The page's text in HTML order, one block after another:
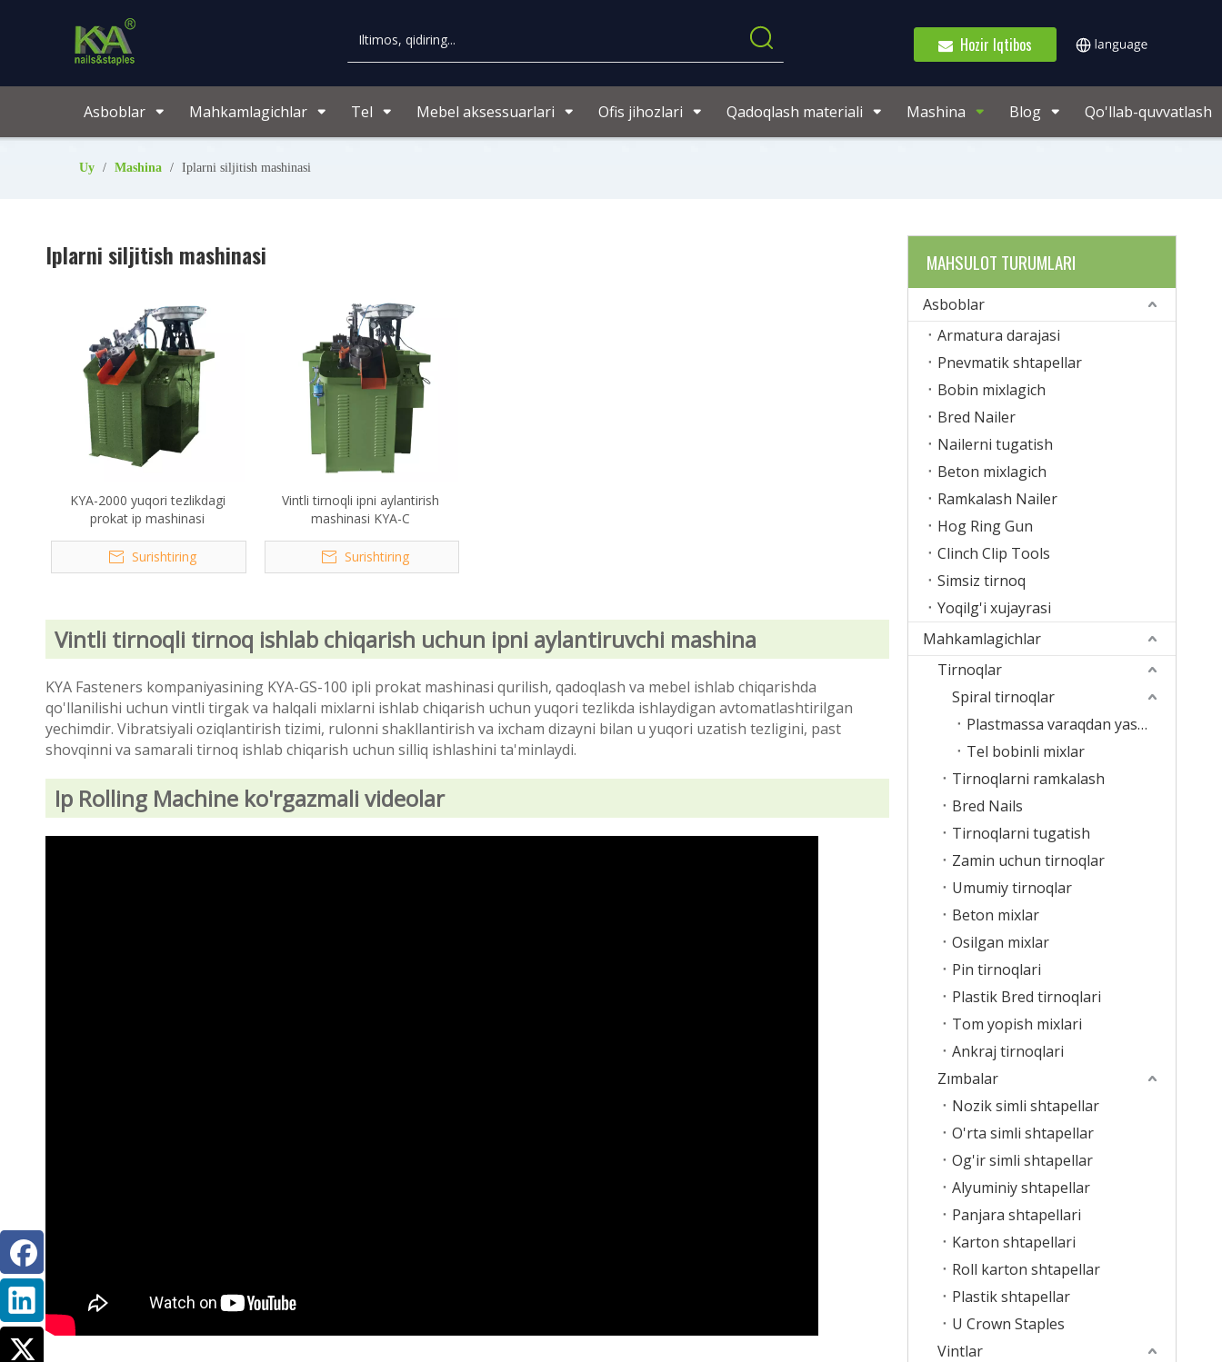
Hozir Iqtibos
Asboblar Mahkamlagichlar Tel Mebel aksessuarlari Ofis jihozlari Qadoqlash materiali Mashina Blog Qo'llab-quvvatlash
Uy / Mashina / Iplarni siljitish mashinasi
Iplarni siljitish mashinasi
KYA-2000 yuqori tezlikdagi
prokat ip mashinasi
Surishtiring
Vintli tirnoqli ipni aylantirish
mashinasi KYA-C
Surishtiring
Vintli tirnoqli tirnoq ishlab chiqarish uchun ipni aylantiruvchi mashina
KYA Fasteners kompaniyasining KYA-GS-100 ipli prokat mashinasi qurilish, qadoqlash va mebel ishlab chiqarishda
qo'llanilishi uchun vintli tirgak va halqali mixlarni ishlab chiqarish uchun yuqori tezlikda ishlaydigan avtomatlashtirilgan
yechimdir. Vibratsiyali oziqlantirish tizimi, rulonni shakllantirish va ixcham dizayni bilan u yuqori uzatish tezligini, past
shovqinni va samarali tirnoq ishlab chiqarish uchun silliq ishlashini ta'minlaydi.
Ip Rolling Machine ko'rgazmali videolar
MAHSULOT TURUMLARI
Asboblar
Armatura darajasi
Pnevmatik shtapellar
Bobin mixlagich
Bred Nailer
Nailerni tugatish
Beton mixlagich
Ramkalash Nailer
Hog Ring Gun
Clinch Clip Tools
Simsiz tirnoq
Yoqilg'i xujayrasi
Mahkamlagichlar
Tirnoqlar
Spiral tirnoqlar
Plastmassa varaqdan yasalgan mixlar
Tel bobinli mixlar
Tirnoqlarni ramkalash
Bred Nails
Tirnoqlarni tugatish
Zamin uchun tirnoqlar
Umumiy tirnoqlar
Beton mixlar
Osilgan mixlar
Pin tirnoqlari
Plastik Bred tirnoqlari
Tom yopish mixlari
Ankraj tirnoqlari
Zımbalar
Nozik simli shtapellar
O'rta simli shtapellar
Og'ir simli shtapellar
Alyuminiy shtapellar
Panjara shtapellari
Karton shtapellari
Roll karton shtapellar
Plastik shtapellar
U Crown Staples
Vintlar